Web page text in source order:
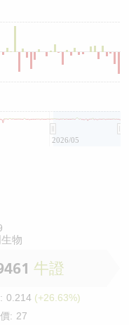
2026/05
物
牛證
0.214 (+26.63%)
: 27